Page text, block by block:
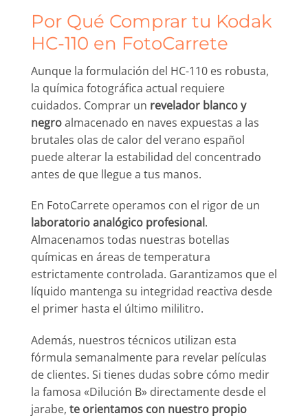
Por Qué Comprar tu Kodak
HC-110 en FotoCarrete
Aunque la formulación del HC-110 es robusta,
la química fotográfica actual requiere
cuidados. Comprar un revelador blanco y
negroalmacenado en naves expuestas a las
brutales olas de calor del verano español
puede alterar la estabilidad del concentrado
antes de que llegue a tus manos.
En FotoCarrete operamos con el rigor de un
laboratorio analógico profesional.
Almacenamos todas nuestras botellas
químicas en áreas de temperatura
estrictamente controlada. Garantizamos que el
líquido mantenga su integridad reactiva desde
el primer hasta el último mililitro.
Además, nuestros técnicos utilizan esta
fórmula semanalmente para revelar películas
de clientes. Si tienes dudas sobre cómo medir
la famosa «Dilución B» directamente desde el
jarabe, te orientamos con nuestro propio